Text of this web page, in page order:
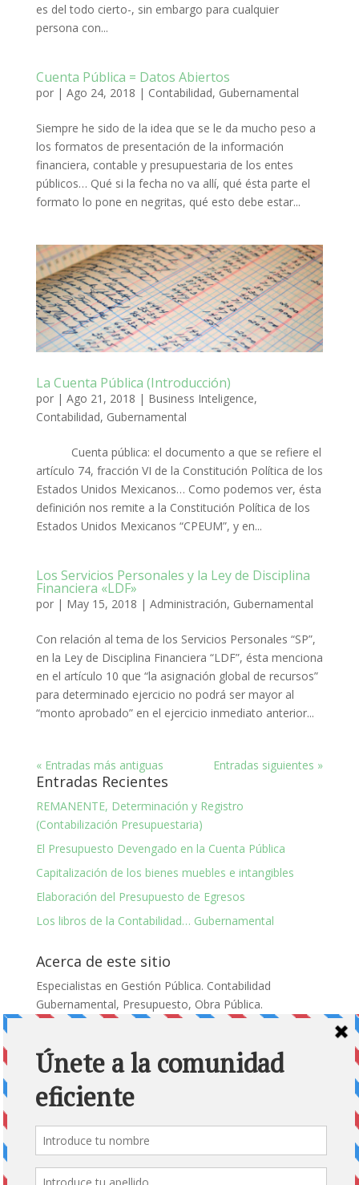
es del todo cierto-, sin embargo para cualquier
persona con...
Cuenta Pública = Datos Abiertos
por | Ago 24, 2018 | Contabilidad, Gubernamental
Siempre he sido de la idea que se le da mucho peso a
los formatos de presentación de la información
financiera, contable y presupuestaria de los entes
públicos… Qué si la fecha no va allí, qué ésta parte el
formato lo pone en negritas, qué esto debe estar...
La Cuenta Pública (Introducción)
por | Ago 21, 2018 | Business Inteligence,
Contabilidad, Gubernamental
Cuenta pública: el documento a que se refiere el
artículo 74, fracción VI de la Constitución Política de los
Estados Unidos Mexicanos… Como podemos ver, ésta
definición nos remite a la Constitución Política de los
Estados Unidos Mexicanos “CPEUM”, y en...
Los Servicios Personales y la Ley de Disciplina
Financiera «LDF»
por | May 15, 2018 | Administración, Gubernamental
Con relación al tema de los Servicios Personales “SP”,
en la Ley de Disciplina Financiera “LDF”, ésta menciona
en el artículo 10 que “la asignación global de recursos”
para determinado ejercicio no podrá ser mayor al
“monto aprobado” en el ejercicio inmediato anterior...
« Entradas más antiguas Entradas siguientes »
Entradas Recientes
REMANENTE, Determinación y Registro
(Contabilización Presupuestaria)
El Presupuesto Devengado en la Cuenta Pública
Capitalización de los bienes muebles e intangibles
Elaboración del Presupuesto de Egresos
Los libros de la Contabilidad… Gubernamental
Acerca de este sitio
Especialistas en Gestión Pública. Contabilidad
Gubernamental, Presupuesto, Obra Pública.
Encuéntranos
Dirección
León Guanajuato, 37179
Lunes a viernes: de 9:00 a 17:00 h.
Sábado : de 09:00 a 14:00 h.